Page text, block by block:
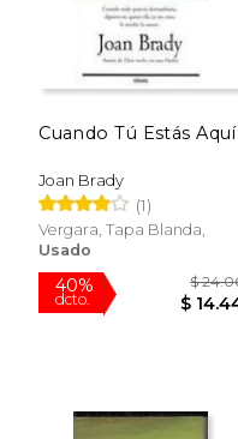
Cuando Tú Estás Aquí
Joan Brady
(1)
Vergara, Tapa Blanda,
Usado